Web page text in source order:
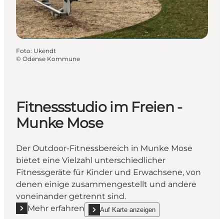
Foto: Ukendt
© Odense Kommune
Fitnessstudio im Freien -
Munke Mose
Der Outdoor-Fitnessbereich in Munke Mose
bietet eine Vielzahl unterschiedlicher
Fitnessgeräte für Kinder und Erwachsene, von
denen einige zusammengestellt und andere
voneinander getrennt sind.
Mehr erfahren
Mehr erfahren "Fitnessstudio im Freien - Munke
Auf Karte anzeigen
show Fitnessstudio im Freien - Munke Mose